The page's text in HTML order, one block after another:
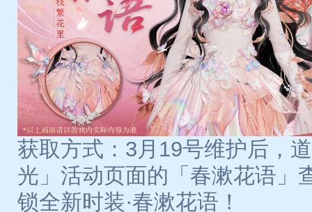
获取方式：3月19号维护后，
光」活动页面的「春漱花语」
锁全新时装·春漱花语！